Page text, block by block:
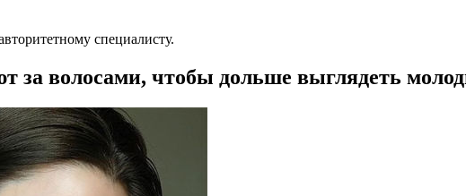
специалисту.
за волосами, чтобы дольше выглядеть